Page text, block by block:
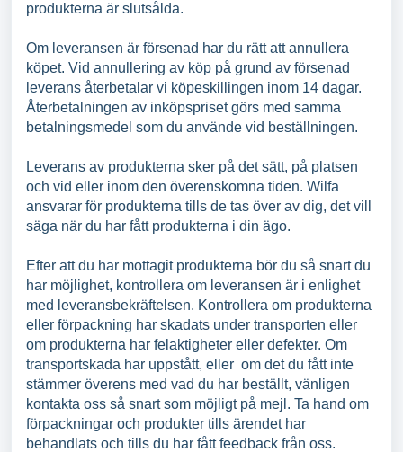
produkterna är slutsålda.
Om leveransen är försenad har du rätt att annullera
köpet. Vid annullering av köp på grund av försenad
leverans återbetalar vi köpeskillingen inom 14 dagar.
Återbetalningen av inköpspriset görs med samma
betalningsmedel som du använde vid beställningen.
Leverans av produkterna sker på det sätt, på platsen
och vid eller inom den överenskomna tiden. Wilfa
ansvarar för produkterna tills de tas över av dig, det vill
säga när du har fått produkterna i din ägo.
Efter att du har mottagit produkterna bör du så snart du
har möjlighet, kontrollera om leveransen är i enlighet
med leveransbekräftelsen. Kontrollera om produkterna
eller förpackning har skadats under transporten eller
om produkterna har felaktigheter eller defekter. Om
transportskada har uppstått, eller om det du fått inte
stämmer överens med vad du har beställt, vänligen
kontakta oss så snart som möjligt på mejl. Ta hand om
förpackningar och produkter tills ärendet har
behandlats och tills du har fått feedback från oss.